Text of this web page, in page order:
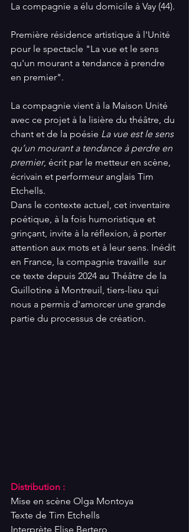
La compagnie a élu domicile à Vay (44).
Première résidence artistique à l'Unité
pour le spectacle "La vue et le sens
qu'un mourant a tendance à prendre
en premier".
La compagnie vient à la Maison Unité
avec ce projet à la lisière du théâtre, du
chant et de la poésie La vue est le sens
qu’un mourant a tendance à perdre en
premier, écrit par le metteur en scène,
écrivain et performeur anglais Tim
Etchells.
Dans le contexte actuel, cet inventaire
poétique, à la fois humoristique et
grinçant, invite à la réflexion, à porter
attention aux mots et à leur sens. Inédit
en France, la compagnie travaille  sur
ce texte depuis 2024 au Théâtre de la
Guillotine à Montreuil, tiers-lieu qui
nous a permis d'amorcer une grande
partie du processus de création.
Distribution :
Mise en scène Olga Montoya
Texte de Tim Etchells
Interprète Elise Bertero